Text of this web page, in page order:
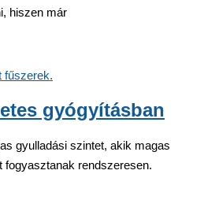
hiszen már
gyógyításban
gyulladási szintet, akik magas
rendszeresen.